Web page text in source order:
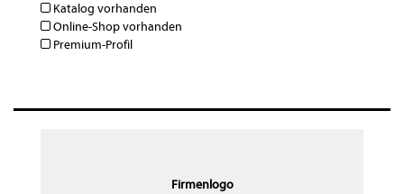
Katalog vorhanden
Online-Shop vorhanden
Premium-Profil
Firmenlogo